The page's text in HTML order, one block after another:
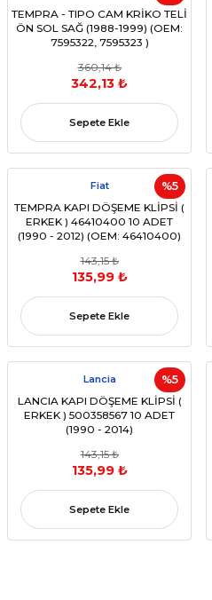
TEMPRA - TIPO CAM KRİKO TELİ
ÖN SOL SAĞ (1988-1999) (OEM:
7595322, 7595323 )
360,14 ₺
342,13 ₺
Sepete Ekle
%5
Fiat
TEMPRA KAPI DÖŞEME KLİPSİ (
ERKEK ) 46410400 10 ADET
(1990 - 2012) (OEM: 46410400)
143,15 ₺
135,99 ₺
Sepete Ekle
%5
Lancia
LANCIA KAPI DÖŞEME KLİPSİ (
ERKEK ) 500358567 10 ADET
(1990 - 2014)
143,15 ₺
135,99 ₺
Sepete Ekle